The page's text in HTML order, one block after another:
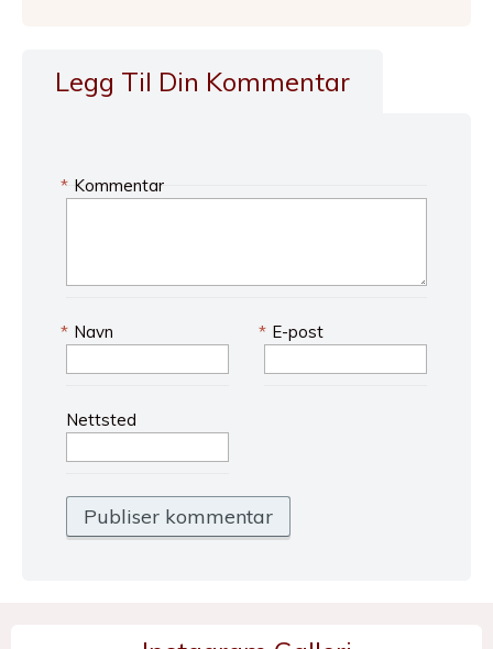
Legg Til Din Kommentar
Kommentar
*
Navn
* E-post
*
Nettsted